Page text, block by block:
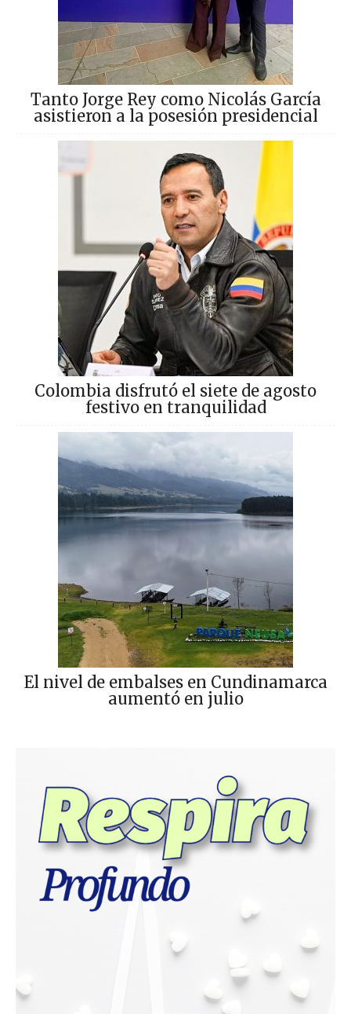
Tanto Jorge Rey como Nicolás García
asistieron a la posesión presidencial
Colombia disfrutó el siete de agosto
festivo en tranquilidad
El nivel de embalses en Cundinamarca
aumentó en julio